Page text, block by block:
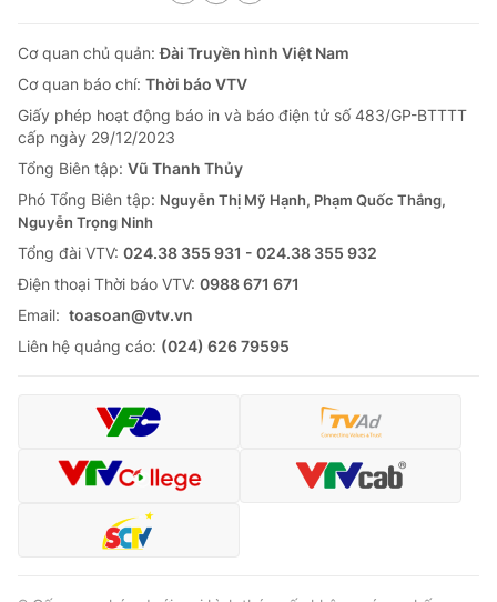
Cơ quan chủ quản:Đài Truyền hình Việt Nam
Cơ quan báo chí: Thời báo VTV
Giấy phép hoạt động báo in và báo điện tử số 483/GP-BTTTT
cấp ngày 29/12/2023
Tổng Biên tập: Vũ Thanh Thủy
Phó Tổng Biên tập: Nguyễn Thị Mỹ Hạnh, Phạm Quốc Thắng,
Nguyễn Trọng Ninh
Tổng đài VTV: 024.38 355 931 - 024.38 355 932
Ðiện thoại Thời báo VTV: 0988 671 671
Email: toasoan@vtv.vn
Liên hệ quảng cáo: (024) 626 79595